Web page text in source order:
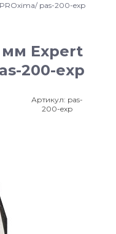
pas-200-exp
мм Expert
200-exp
Артикул: pas-
200-exp